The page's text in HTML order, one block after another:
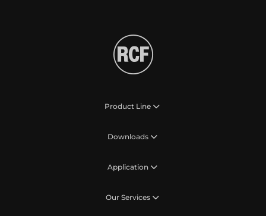
Product Line
Downloads
Application
Our Services